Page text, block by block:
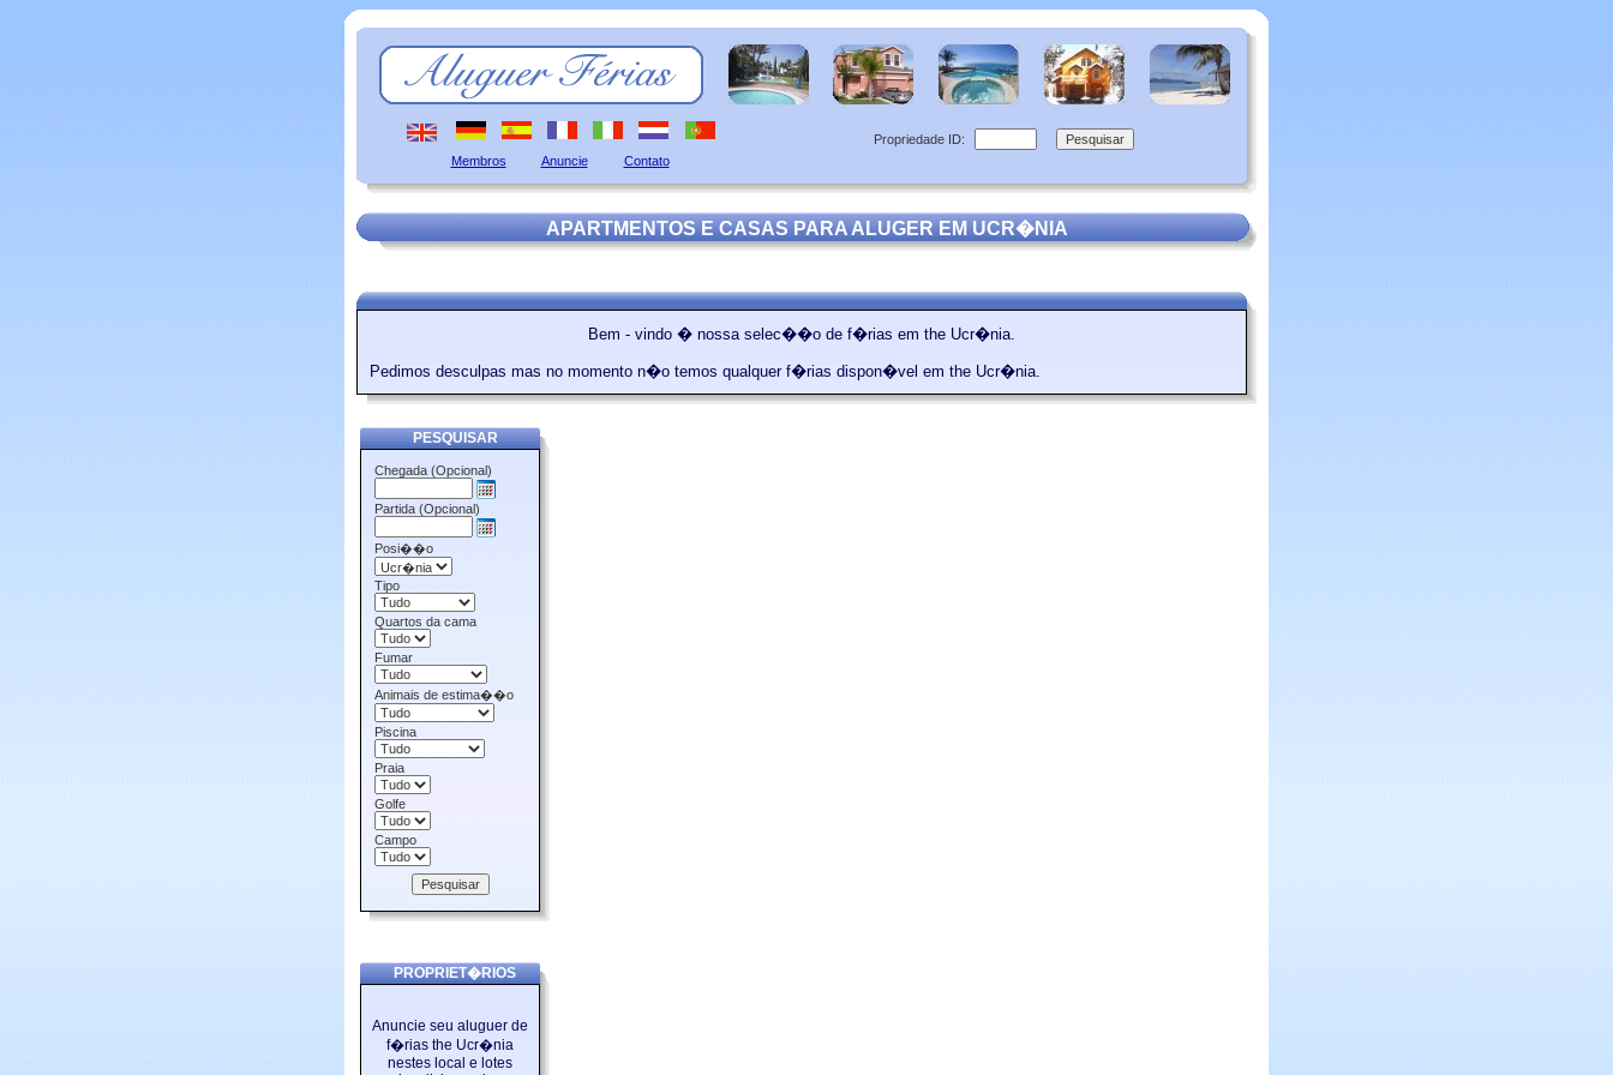
Membros Anuncie Contato
Propriedade ID:
APARTMENTOS E CASAS PARA ALUGER EM UCR�NIA
Bem - vindo � nossa selec��o de f�rias em the Ucr�nia.
Pedimos desculpas mas no momento n�o temos qualquer f�rias dispon�vel em the Ucr�nia.
PESQUISAR
Chegada (Opcional)
Partida (Opcional)
Posi��o
Tipo
Quartos da cama
Fumar
Animais de estima��o
Piscina
Praia
Golfe
Campo
PROPRIET�RIOS
Anuncie seu aluguer de
f�rias the Ucr�nia
nestes local e lotes